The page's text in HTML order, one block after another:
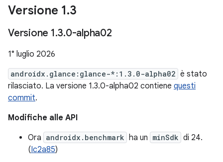
Versione 1.3
Versione 1.3.0-alpha02
1° luglio 2026
androidx.glance:glance-*:1.3.0-alpha02 è stato
rilasciato. La versione 1.3.0-alpha02 contiene questi
commit.
Modifiche alle API
Ora androidx.benchmark ha un minSdk di 24.
(Ic2a85)